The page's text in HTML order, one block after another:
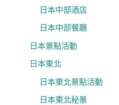
日本中部酒店
日本中部餐廳
日本景點活動
日本東北
日本東北景點活動
日本東北秘景